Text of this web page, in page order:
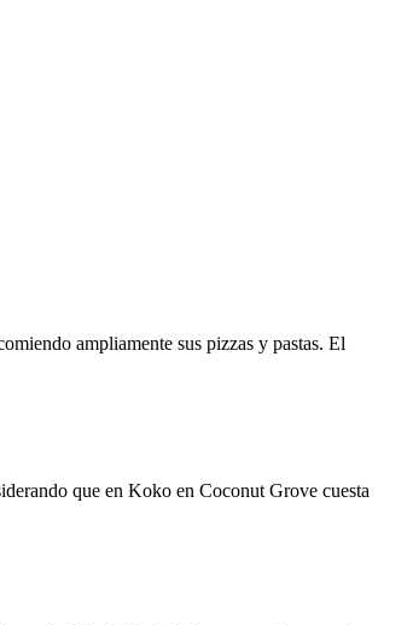
ampliamente sus pizzas y pastas. El
que en Koko en Coconut Grove cuesta